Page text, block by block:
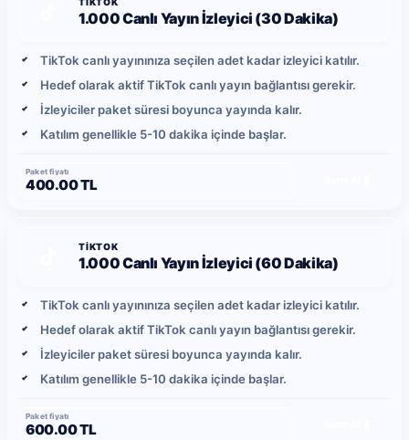
1.000 Canlı Yayın İzleyici (30 Dakika)
TikTok canlı yayınınıza seçilen adet kadar izleyici katılır.
Hedef olarak aktif TikTok canlı yayın bağlantısı gerekir.
İzleyiciler paket süresi boyunca yayında kalır.
Katılım genellikle 5-10 dakika içinde başlar.
Paket fiyatı
400.00 TL
TIKTOK
1.000 Canlı Yayın İzleyici (60 Dakika)
TikTok canlı yayınınıza seçilen adet kadar izleyici katılır.
Hedef olarak aktif TikTok canlı yayın bağlantısı gerekir.
İzleyiciler paket süresi boyunca yayında kalır.
Katılım genellikle 5-10 dakika içinde başlar.
Paket fiyatı
600.00 TL